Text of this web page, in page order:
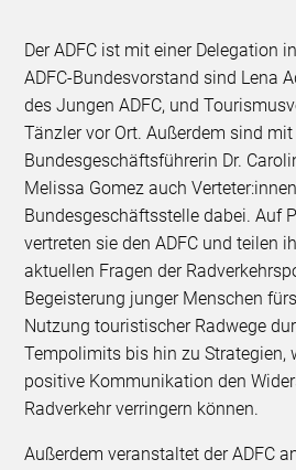
Der ADFC ist mit einer Delegation
ADFC-Bundesvorstand sind Lena
des Jungen ADFC, und
Tänzler vor Ort. Außerdem sind mit
Bundesgeschäftsführerin Dr.
Melissa Gomez auch
Bundesgeschäftsstelle dabei. Auf
vertreten sie den ADFC und teilen
aktuellen Fragen der
Begeisterung junger Menschen
Nutzung touristischer Radwege
Tempolimits bis hin zu Strategien,
positive Kommunikation den
Radverkehr verringern können.
Außerdem veranstaltet der ADFC